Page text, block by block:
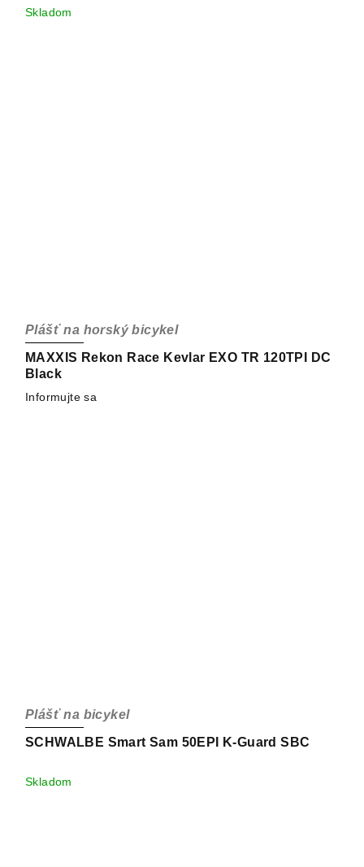
Skladom
MAXXIS Rekon Race Kevlar EXO TR 120TPI DC
Black
Plášť na horský bicykel
Informujte sa
SCHWALBE Smart Sam 50EPI K-Guard SBC
Plášť na bicykel
Skladom